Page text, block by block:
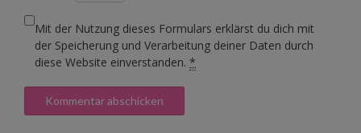
Mit der Nutzung dieses Formulars erklärst du dich mit
der Speicherung und Verarbeitung deiner Daten durch
diese Website einverstanden. *